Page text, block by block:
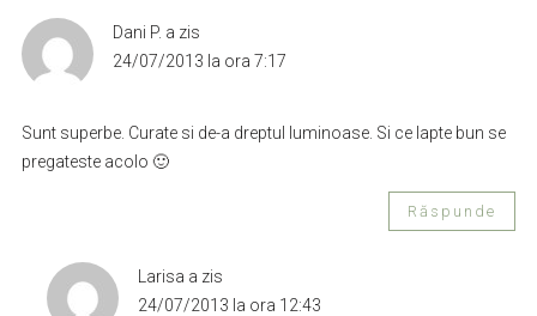
Dani P. a zis
24/07/2013 la ora 7:17
Sunt superbe. Curate si de-a dreptul luminoase. Si ce lapte bun se
pregateste acolo 🙂
Răspunde
Larisa a zis
24/07/2013 la ora 12:43